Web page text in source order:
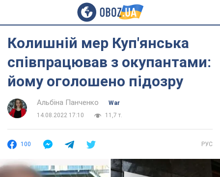
Колишній мер Куп'янська
співпрацював з окупантами:
йому оголошено підозру
Альбіна Панченко
War
14.08.2022 17:10
11,7 т.
100 РУС